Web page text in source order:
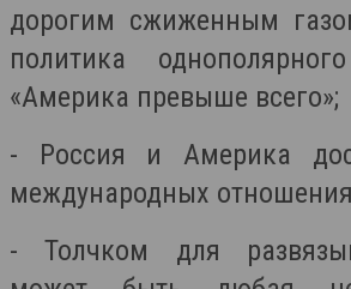
дорогим сжиженным
политика
«Америка превыше всего»;
- Россия и Америка
международных
- Толчком для